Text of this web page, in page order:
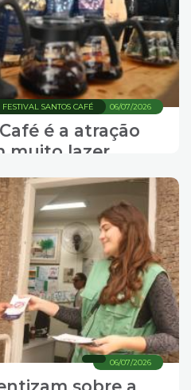
06/07/2026
FESTIVAL SANTOS CAFÉ
é a atração
muito lazer,
06/07/2026